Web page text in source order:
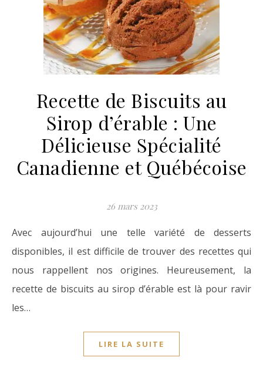
Recette de Biscuits au
Sirop d’érable : Une
Délicieuse Spécialité
Canadienne et Québécoise
26 mars 2023
Avec aujourd’hui une telle variété de desserts
disponibles, il est difficile de trouver des recettes qui
nous rappellent nos origines. Heureusement, la
recette de biscuits au sirop d’érable est là pour ravir
les…
LIRE LA SUITE